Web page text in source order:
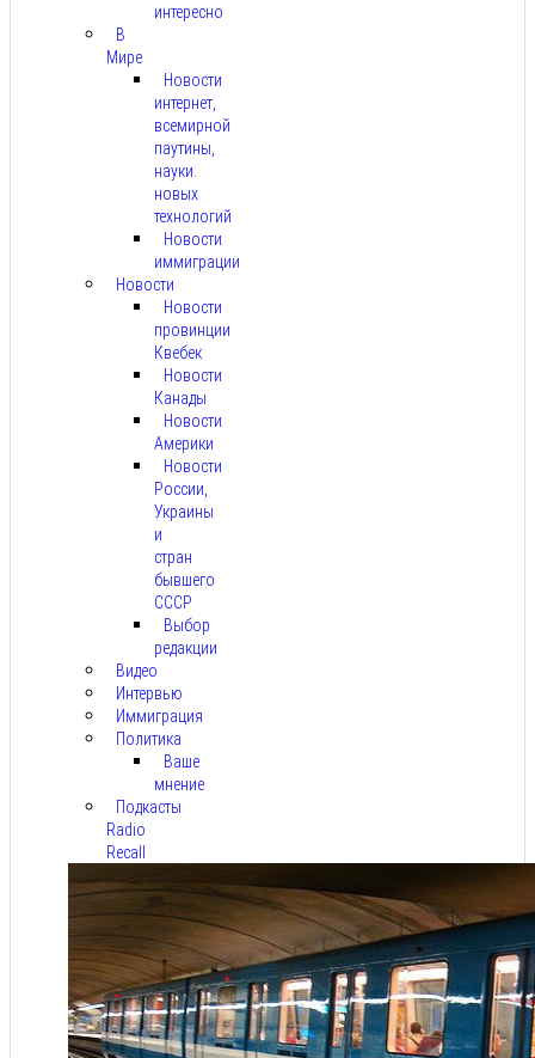
интересно
В
Мире
Новости
интернет,
всемирной
паутины,
науки.
новых
технологий
Новости
иммиграции
Новости
Новости
провинции
Квебек
Новости
Канады
Новости
Америки
Новости
России,
Украины
и
стран
бывшего
СССР
Выбор
редакции
Видео
Интервью
Иммиграция
Политика
Ваше
мнение
Подкасты
Radio
Recall